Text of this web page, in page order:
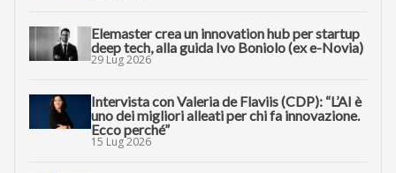
Elemaster crea un innovation hub per startup
deep tech, alla guida Ivo Boniolo (ex e-Novia)
29 Lug 2026
Intervista con Valeria de Flaviis (CDP): “L’AI è
uno dei migliori alleati per chi fa innovazione.
Ecco perché”
15 Lug 2026